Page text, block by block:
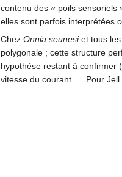
contenu des « poils sensoriels
elles sont parfois interprétées
Chez Onnia seunesiet tous les
polygonale ; cette structure
hypothèse restant à confirmer
vitesse du courant..... Pour